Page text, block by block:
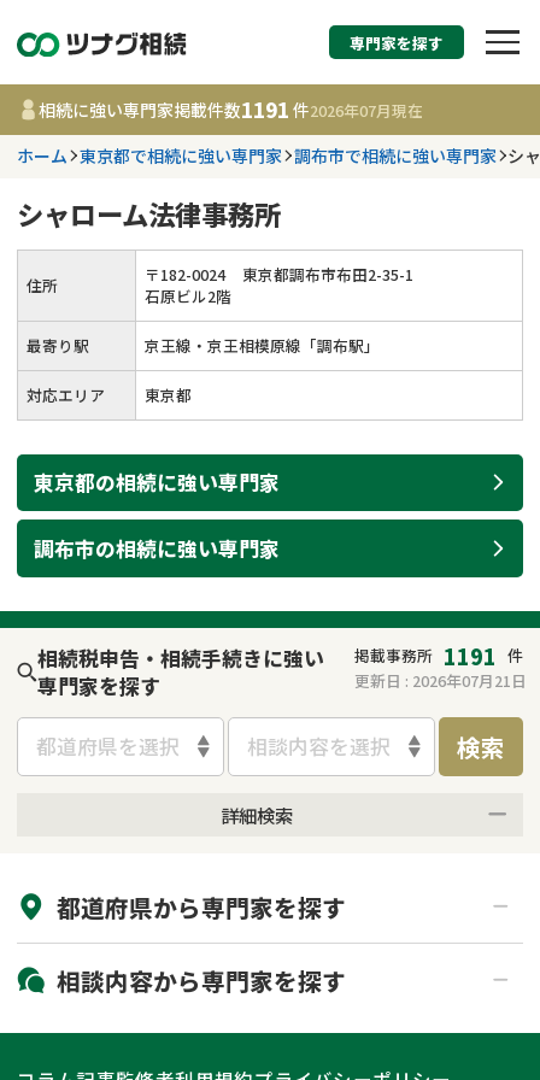
相続税申告・相続手
す
事務所 1191
更新日 :
2026年07月21日
相談内容で探す
遺言書作成・遺言執行
相続登記
遺留分侵害額請求
相続手続き
家族信託
贈与税
相続人調査
産)
費用相場
コラム
相続手続き
遺言
遺産分割
不動産の相続
相続登記
専門家を探す
相続に強い専門家掲載件数1191 件2026年07月現在
ホーム 東京都で相続に強い専門家 調布市で相続に強い専門家 シ
シャローム法律事務所
住所 〒182-0024
東京都調布市布田2-35-1
石原ビル2階
最寄り駅 京王線・京王相模原線「調布駅」
対応エリア 東京都
東京都の相続に強い専門家
調布市の相続に強い専門家
相続税申告・相続手続きに強い
専門家を探す
掲載事務所 1191 件
更新日 : 2026年07月21日
都道府県を選択 相談内容を選択 検索
詳細検索
初回相談無料
土日祝の相談可能
都道府県から専門家を探す
北海道・東北
北海道 青森県
関東
相談内容から専門家を探す